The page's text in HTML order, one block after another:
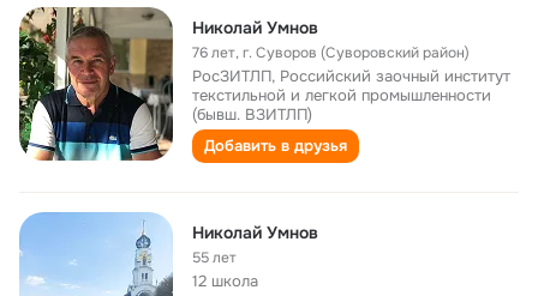
Николай Умнов
76 лет,г. Суворов (Суворовский район)
РосЗИТЛП, Российский заочный институт
текстильной и легкой промышленности
(бывш. ВЗИТЛП)
Добавить в друзья
Николай Умнов
55 лет
12 школа